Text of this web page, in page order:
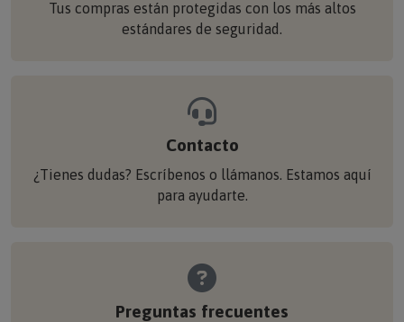
Tus compras están protegidas con los más altos
estándares de seguridad.
Contacto
¿Tienes dudas? Escríbenos o llámanos. Estamos aquí
para ayudarte.
Preguntas frecuentes